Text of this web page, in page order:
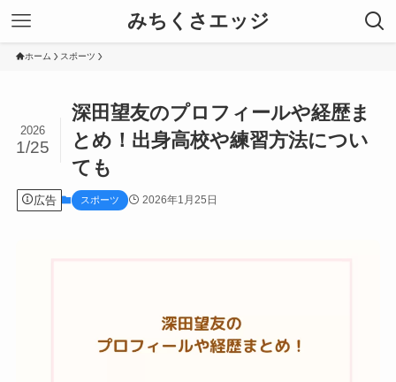
みちくさエッジ
ホーム スポーツ
深田望友のプロフィールや経歴ま
とめ！出身高校や練習方法につい
ても
2026
1/25
広告 スポーツ 2026年1月25日